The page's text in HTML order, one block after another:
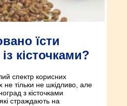
їсти
кісточками?
спектр корисних
не тільки не шкідливо, але
з кісточками
страждають на